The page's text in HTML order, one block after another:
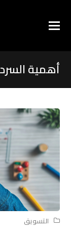
أهمية
التسويق